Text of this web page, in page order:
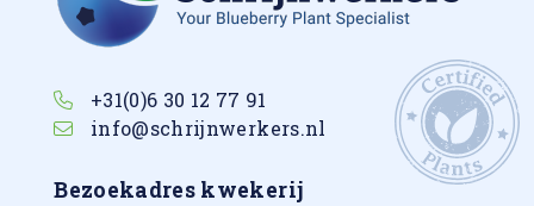
+31(0)6 30 12 77 91
info@schrijnwerkers.nl
Bezoekadres kwekerij